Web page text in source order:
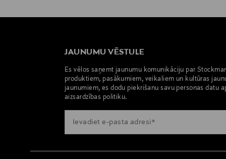
JAUNUMU VĒSTULE
Es vēlos saņemt jaunumu komunikāciju par
produktiem, pasākumiem, veikaliem un kultūras
jaunumiem, es dodu piekrišanu savu personas datu
aizsardzības politiku.